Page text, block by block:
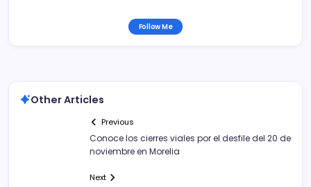
Follow Me
Other Articles
Previous
Conoce los cierres viales por el desfile del 20 de
noviembre en Morelia
Next